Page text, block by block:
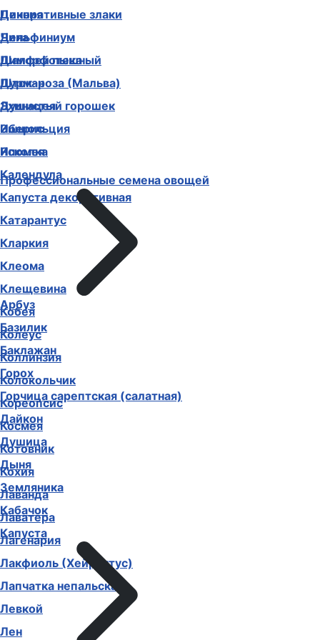
Декоративные злаки
Дельфиниум
Диморфотека
Дурман
Душистый горошек
Иберис
Ипомея
Календула
Капуста декоративная
Катарантус
Кларкия
Клеома
Клещевина
Кобея
Колеус
Коллинзия
Колокольчик
Кореопсис
Космея
Котовник
Кохия
Лаванда
Лаватера
Лагенария
Лакфиоль (Хейрантус)
Лапчатка непальская
Левкой
Лен
Цинния
Чина
Шалфей пышный
Шток-роза (Мальва)
Эхинацея
Эшшольция
Ясколка
Профессиональные семена овощей
Арбуз
Базилик
Баклажан
Горох
Горчица сарептская (салатная)
Дайкон
Душица
Дыня
Земляника
Кабачок
Капуста